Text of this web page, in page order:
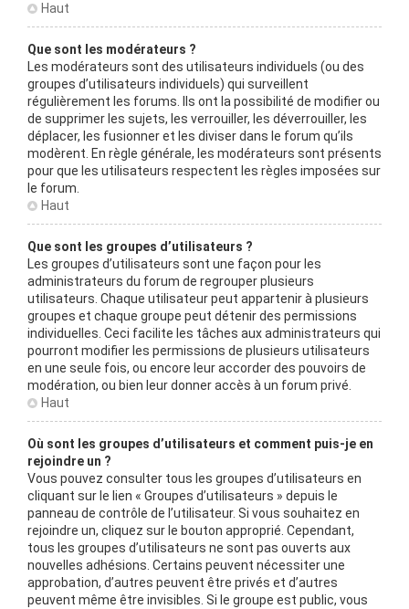
Haut
Que sont les modérateurs ?
Les modérateurs sont des utilisateurs individuels (ou des
groupes d’utilisateurs individuels) qui surveillent
régulièrement les forums. Ils ont la possibilité de modifier ou
de supprimer les sujets, les verrouiller, les déverrouiller, les
déplacer, les fusionner et les diviser dans le forum qu’ils
modèrent. En règle générale, les modérateurs sont présents
pour que les utilisateurs respectent les règles imposées sur
le forum.
Haut
Que sont les groupes d’utilisateurs ?
Les groupes d’utilisateurs sont une façon pour les
administrateurs du forum de regrouper plusieurs
utilisateurs. Chaque utilisateur peut appartenir à plusieurs
groupes et chaque groupe peut détenir des permissions
individuelles. Ceci facilite les tâches aux administrateurs qui
pourront modifier les permissions de plusieurs utilisateurs
en une seule fois, ou encore leur accorder des pouvoirs de
modération, ou bien leur donner accès à un forum privé.
Haut
Où sont les groupes d’utilisateurs et comment puis-je en
rejoindre un ?
Vous pouvez consulter tous les groupes d’utilisateurs en
cliquant sur le lien « Groupes d’utilisateurs » depuis le
panneau de contrôle de l’utilisateur. Si vous souhaitez en
rejoindre un, cliquez sur le bouton approprié. Cependant,
tous les groupes d’utilisateurs ne sont pas ouverts aux
nouvelles adhésions. Certains peuvent nécessiter une
approbation, d’autres peuvent être privés et d’autres
peuvent même être invisibles. Si le groupe est public, vous